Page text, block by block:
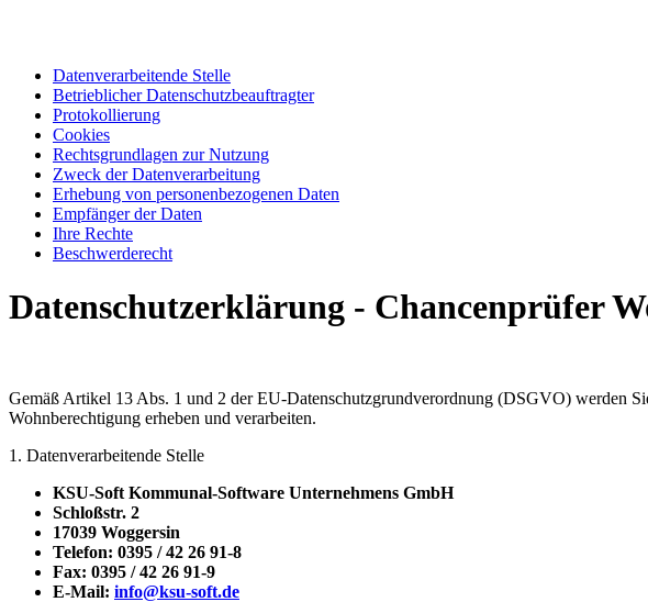
Datenverarbeitende Stelle
Betrieblicher Datenschutzbeauftragter
Protokollierung
Cookies
Rechtsgrundlagen zur Nutzung
Zweck der Datenverarbeitung
Erhebung von personenbezogenen Daten
Empfänger der Daten
Ihre Rechte
Beschwerderecht
Datenschutzerklärung - Chancenprüfer
Gemäß Artikel 13 Abs. 1 und 2 der EU-Datenschutzgrundverordnung (DSGVO) werden
Wohnberechtigung erheben und verarbeiten.
1. Datenverarbeitende Stelle
KSU-Soft Kommunal-Software Unternehmens GmbH
Schloßstr. 2
17039 Woggersin
Telefon: 0395 / 42 26 91-8
Fax: 0395 / 42 26 91-9
E-Mail: info@ksu-soft.de